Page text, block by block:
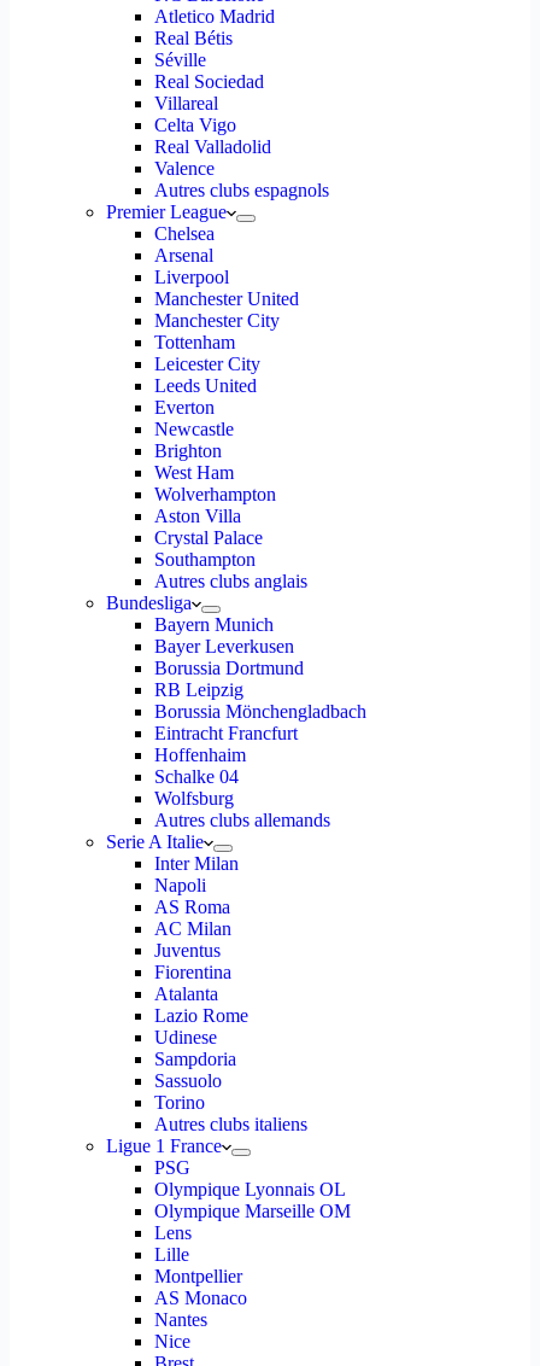
Atletico Madrid
Real Bétis
Séville
Real Sociedad
Villareal
Celta Vigo
Real Valladolid
Valence
Autres clubs espagnols
Premier League
Chelsea
Arsenal
Liverpool
Manchester United
Manchester City
Tottenham
Leicester City
Leeds United
Everton
Newcastle
Brighton
West Ham
Wolverhampton
Aston Villa
Crystal Palace
Southampton
Autres clubs anglais
Bundesliga
Bayern Munich
Bayer Leverkusen
Borussia Dortmund
RB Leipzig
Borussia Mönchengladbach
Eintracht Francfurt
Hoffenhaim
Schalke 04
Wolfsburg
Autres clubs allemands
Serie A Italie
Inter Milan
Napoli
AS Roma
AC Milan
Juventus
Fiorentina
Atalanta
Lazio Rome
Udinese
Sampdoria
Sassuolo
Torino
Autres clubs italiens
Ligue 1 France
PSG
Olympique Lyonnais OL
Olympique Marseille OM
Lens
Lille
Montpellier
AS Monaco
Nantes
Nice